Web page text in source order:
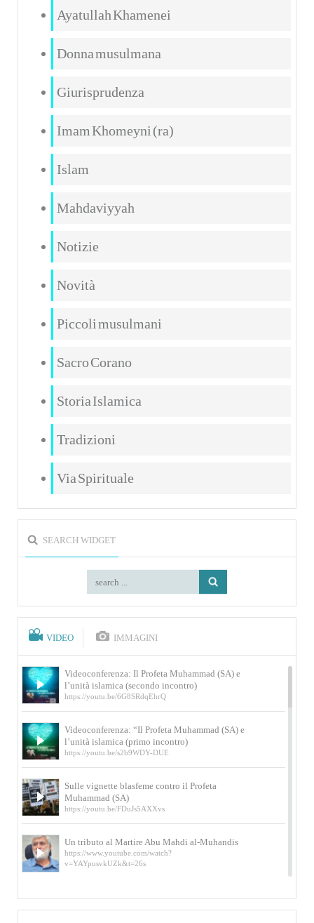
Ayatullah Khamenei
Donna musulmana
Giurisprudenza
Imam Khomeyni (ra)
Islam
Mahdaviyyah
Notizie
Novità
Piccoli musulmani
Sacro Corano
Storia Islamica
Tradizioni
Via Spirituale
SEARCH WIDGET
VIDEO IMMAGINI
Videoconferenza: Il Profeta Muhammad (SA) e
l’unità islamica (secondo incontro)
https://youtu.be/6G8SRdqEhrQ
Videoconferenza: “Il Profeta Muhammad (SA) e
l’unità islamica (primo incontro)
https://youtu.be/s2b9WDY-DUE
Sulle vignette blasfeme contro il Profeta
Muhammad (SA)
https://youtu.be/FDuJs5AXXvs
Un tributo al Martire Abu Mahdi al-Muhandis
https://www.youtube.com/watch?
v=YAYpusvkUZk&t=26s
L’Abluzione rituale (wudu) secondo l’Imam Alì
e l’Imam Khomeini